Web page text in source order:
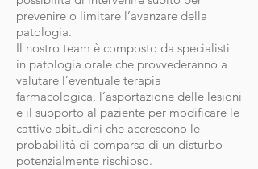
prevenire o limitare l’avanzare della
patologia.
Il nostro team è composto da specialisti
in patologia orale che provvederanno a
valutare l’eventuale terapia
farmacologica, l’asportazione delle lesioni
e il supporto al paziente per modificare le
cattive abitudini che accrescono le
probabilità di comparsa di un disturbo
potenzialmente rischioso.